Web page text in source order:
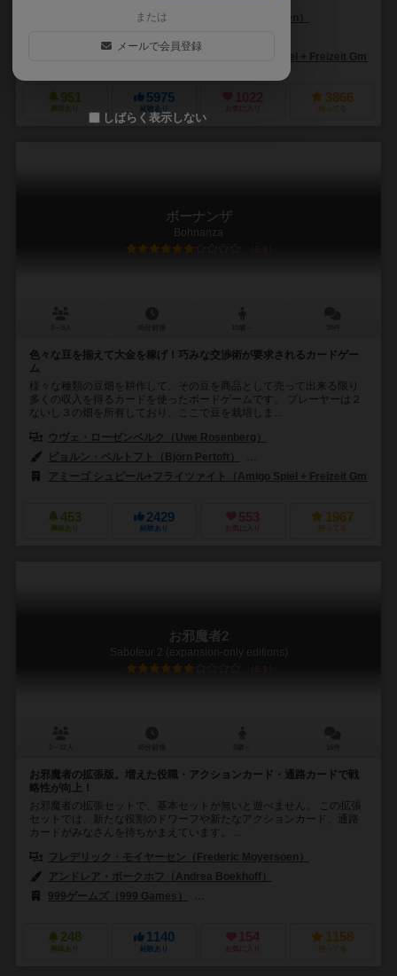
フレデリック・モイヤーセン（Frederic Moyersoen）
アミーゴ シュピール+フライツァイト（Amigo Spiel + Freizeit GmbH）
951
興味あり
5975
経験あり お気に入り
3866
持ってる
ボーナンザ
Bohnanza
6.9
色々な豆を揃えて大金を稼げ！巧みな交渉術が要求されるカードゲー
ム
様々な種類の豆畑を耕作して、その豆を商品として売って出来る限り
多くの収入を得るカードを使ったボードゲームです。 プレーヤーは２
ないし３の畑を所有しており、ここで豆を栽培しま...
ウヴェ・ローゼンベルク（Uwe Rosenberg）
ビョルン・ペルトフト（Björn Pertoft）
アミーゴ シュピール+フライツァイト（Amigo Spiel + Freizeit GmbH）
453
興味あり
2429
経験あり
553
お気に入り
1967
持ってる
お邪魔者2
Saboteur 2 (expansion-only editions)
6.1
お邪魔者の拡張版。増えた役職・アクションカード・通路カードで戦
略性が向上！
お邪魔者の拡張セットで、基本セットが無いと遊べません。 この拡張
セットでは、新たな役割のドワーフや新たなアクションカード、通路
カードがみなさんを待ちかまえています。 ...
フレデリック・モイヤーセン（Frederic Moyersoen）
アンドレア・ボークホフ（Andrea Boekhoff）
999ゲームズ（999 Games）
248
興味あり
1140
経験あり
154
お気に入り
1158
持ってる
または
メールで会員登録
しばらく表示しない